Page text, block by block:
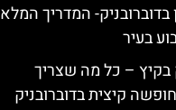
בדוברובניק- המדריך המלא
בעיר
בקיץ – כל מה שצריך
קיצית בדוברובניק